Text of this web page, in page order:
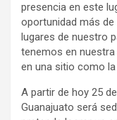
presencia en este
oportunidad más
lugares de nuestro
tenemos en nuestra
en una sitio como la
A partir de hoy 25
Guanajuato será